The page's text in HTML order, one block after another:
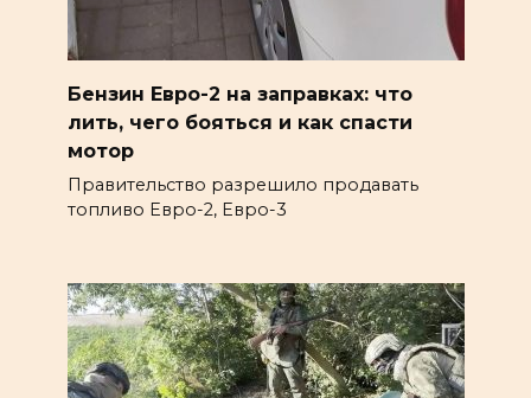
Бензин Евро-2 на заправках: что
лить, чего бояться и как спасти
мотор
Правительство разрешило продавать
топливо Евро-2, Евро-3